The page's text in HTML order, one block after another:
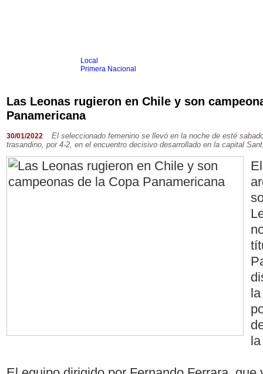
Local
Primera Nacional
Agrario
Automovilismo Básquet
Boxeo
Ciclismo
Gim. Artística
Duatlón-Triatlón
Golf
Patín
Las Leonas rugieron en Chile y son
Panamericana
30/01/2022
El seleccionado femenino se llevó en la noche de esté
trasandino, por 4-2, en el encuentro decisivo desarrollado en la capital